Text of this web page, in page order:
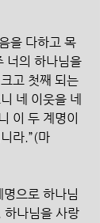
을 다하고 목
너의 하나님을
고 첫째 되는
네 이웃을 네
이 두 계명이
라.”(마
으로 하나님
하나님을 사랑